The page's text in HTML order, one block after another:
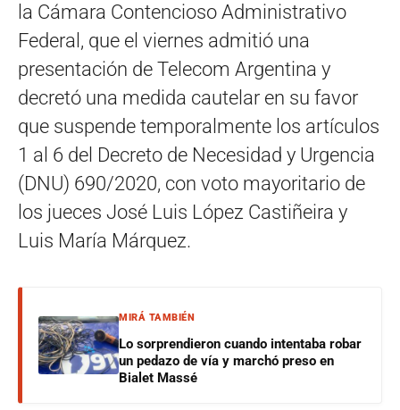
la Cámara Contencioso Administrativo
Federal, que el viernes admitió una
presentación de Telecom Argentina y
decretó una medida cautelar en su favor
que suspende temporalmente los artículos
1 al 6 del Decreto de Necesidad y Urgencia
(DNU) 690/2020, con voto mayoritario de
los jueces José Luis López Castiñeira y
Luis María Márquez.
MIRÁ TAMBIÉN
Lo sorprendieron cuando intentaba robar
un pedazo de vía y marchó preso en
Bialet Massé